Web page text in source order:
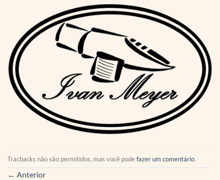
Tracbacks não são permitidos, mas você podefazer um comentário.
← Anterior